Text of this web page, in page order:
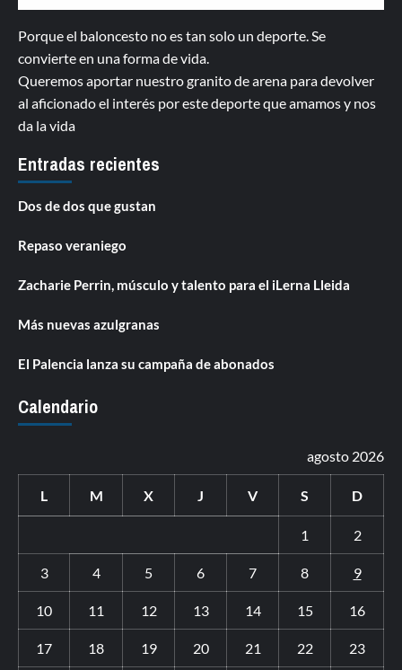
Porque el baloncesto no es tan solo un deporte. Se
convierte en una forma de vida.
Queremos aportar nuestro granito de arena para devolver
al aficionado el interés por este deporte que amamos y nos
da la vida
Entradas recientes
Dos de dos que gustan
Repaso veraniego
Zacharie Perrin, músculo y talento para el iLerna Lleida
Más nuevas azulgranas
El Palencia lanza su campaña de abonados
Calendario
agosto 2026
L M X J V S D
1 2
3 4 5 6 7 8 9
10 11 12 13 14 15 16
17 18 19 20 21 22 23